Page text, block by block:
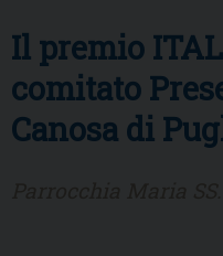
Il premio
comitato
Canosa di